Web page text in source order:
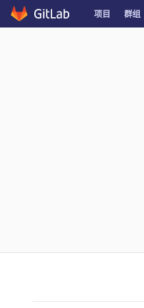
Skip
to
项目 群组